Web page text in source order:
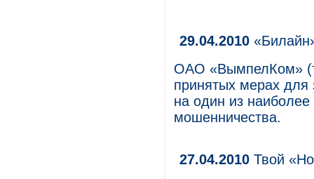
29.04.2010
ОАО «ВымпелКом»
принятых мерах для
на один из
мошенничества.
27.04.2010 Твой